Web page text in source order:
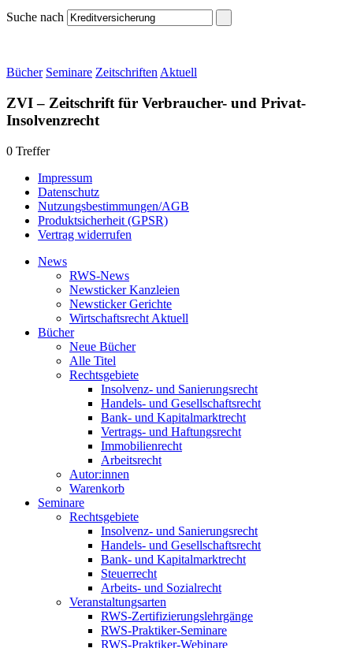
Suche nach
Bücher Seminare ZeitschriftenAktuell
ZVI – Zeitschrift für Verbraucher- und Privat-
Insolvenzrecht
0 Treffer
Impressum
Datenschutz
Nutzungsbestimmungen/AGB
Produktsicherheit (GPSR)
Vertrag widerrufen
News
RWS-News
Newsticker Kanzleien
Newsticker Gerichte
Wirtschaftsrecht Aktuell
Bücher
Neue Bücher
Alle Titel
Rechtsgebiete
Insolvenz- und Sanierungsrecht
Handels- und Gesellschaftsrecht
Bank- und Kapitalmarktrecht
Vertrags- und Haftungsrecht
Immobilienrecht
Arbeitsrecht
Autor:innen
Warenkorb
Seminare
Rechtsgebiete
Insolvenz- und Sanierungsrecht
Handels- und Gesellschaftsrecht
Bank- und Kapitalmarktrecht
Steuerrecht
Arbeits- und Sozialrecht
Veranstaltungsarten
RWS-Zertifizierungslehrgänge
RWS-Praktiker-Seminare
RWS-Praktiker-Webinare